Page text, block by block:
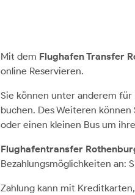
Mit dem Flughafen Transfer
online Reservieren.
Sie können unter anderem für
buchen. Des Weiteren
oder einen kleinen Bus um
Flughafentransfer
Bezahlungsmöglichkeiten an:
Zahlung kann mit